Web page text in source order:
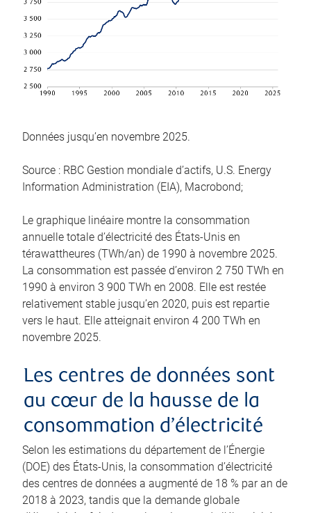
Données jusqu’en novembre 2025.
Source : RBC Gestion mondiale d’actifs, U.S. Energy
Information Administration (EIA), Macrobond;
Le graphique linéaire montre la consommation
annuelle totale d’électricité des États-Unis en
térawattheures (TWh/an) de 1990 à novembre 2025.
La consommation est passée d’environ 2 750 TWh en
1990 à environ 3 900 TWh en 2008. Elle est restée
relativement stable jusqu’en 2020, puis est repartie
vers le haut. Elle atteignait environ 4 200 TWh en
novembre 2025.
Les centres de données sont
au cœur de la hausse de la
consommation d’électricité
Selon les estimations du département de l’Énergie
(DOE) des États-Unis, la consommation d’électricité
des centres de données a augmenté de 18 % par an de
2018 à 2023, tandis que la demande globale